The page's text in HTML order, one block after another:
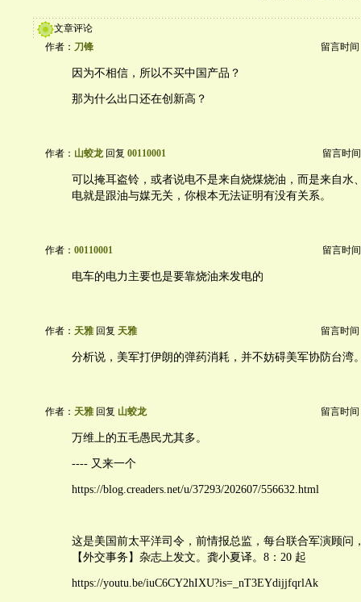
文章评论
作者： 刀锋 留言时间
因为不相信，所以不买中国产品？
那为什么出口还在创新高？
作者： 山蛟龙回复 00110001 留言时
可以掩耳盗铃，或者说电不是来自烧煤烧油，而是来自水
电就是跟油与媒无关，你根本无法证明有没有关系。
作者： 00110001 留言时
电车的电力主要也是要靠烧油来发电的
作者： 天雅 回复 天雅 留言时间
分析说，美军打伊朗的弹药消耗，并不妨碍美军协防台湾
作者： 天雅 回复 山蛟龙 留言时间
万维上的五毛愚民尤其多。
---- 又来一个
https://blog.creaders.net/u/37293/202607/556632.html
这是美国前太平洋司令，前情报总监，每台联合军演顾问
【外交事务】杂志上发文。龚小夏译。8：20 起
https://youtu.be/iuC6CY2hIXU?is=_nT3EYdijjfqrlAk